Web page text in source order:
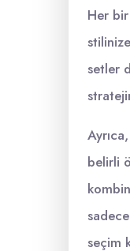
Her
setler
belirli
seçim